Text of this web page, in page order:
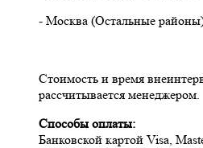
- Москва (Остальные
Стоимость и время
рассчитывается менеджером.
Cпособы оплаты:
Банковской картой Visa,